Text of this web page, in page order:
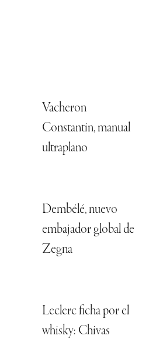
Vacheron
Constantin, manual
ultraplano
Dembélé, nuevo
embajador global de
Zegna
Leclerc ficha por el
whisky: Chivas